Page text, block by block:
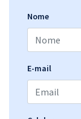
Nome
E-mail